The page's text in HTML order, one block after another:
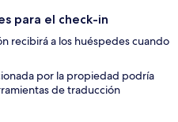
para el check-in
recibirá a los huéspedes cuando
por la propiedad podría
de traducción